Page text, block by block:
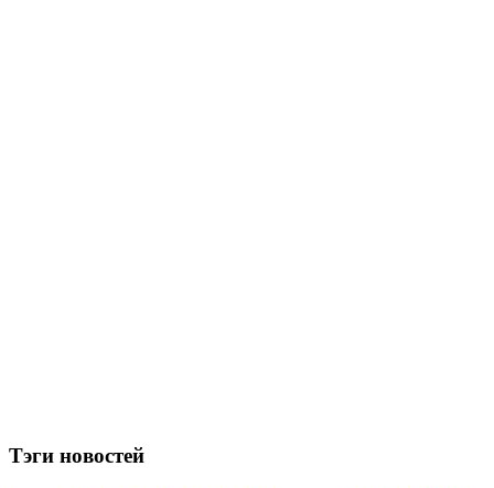
Тэги новостей